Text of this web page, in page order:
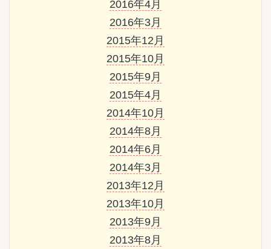
2016年4月
2016年3月
2015年12月
2015年10月
2015年9月
2015年4月
2014年10月
2014年8月
2014年6月
2014年3月
2013年12月
2013年10月
2013年9月
2013年8月